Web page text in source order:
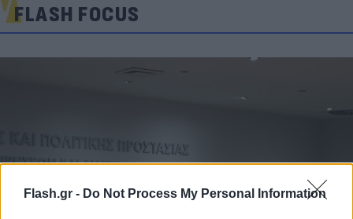
Flash.gr - Do Not Process My Personal Information
FLASH FOCUS